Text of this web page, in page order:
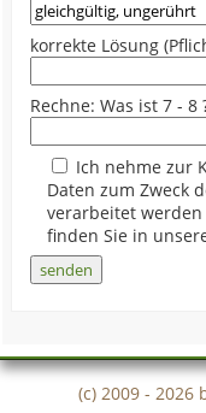
korrekte Lösung
Rechne: Was ist 7 - 8
Ich nehme zur
Daten zum Zweck
verarbeitet
finden Sie in
(c) 2009 - 2026